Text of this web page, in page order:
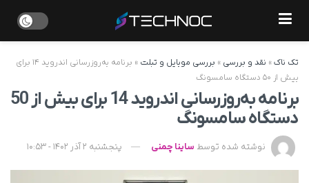
تک ناک» نقد و بررسی » بررسی موبایل و تبلت »
برنامه به‌روز‌رسانی اندروید ۱۴ برای
بیش از ۵۰ دستگاه سامسونگ
برنامه به‌روز‌رسانی اندروید 14 برای بیش از 50
دستگاه سامسونگ
نوشته شده توسط ساینا چمنی پنجشنبه 2 آذر 1402 - 10:53